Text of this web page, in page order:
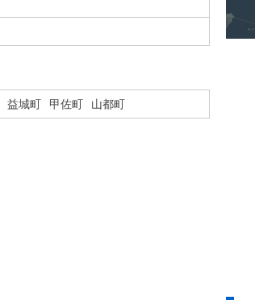
益城町 甲佐町 山都町